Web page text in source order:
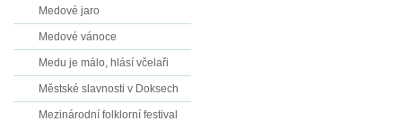
Medové jaro
Medové vánoce
Medu je málo, hlásí včelaři
Městské slavnosti v Doksech
Mezinárodní folklorní festival